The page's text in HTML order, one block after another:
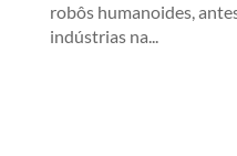
robôs humanoides,
indústrias na...